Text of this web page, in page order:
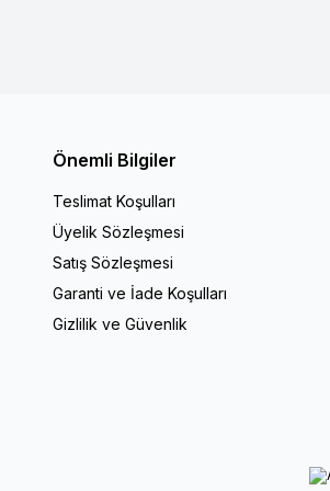
Önemli Bilgiler
Teslimat Koşulları
Üyelik Sözleşmesi
Satış Sözleşmesi
Garanti ve İade Koşulları
Gizlilik ve Güvenlik